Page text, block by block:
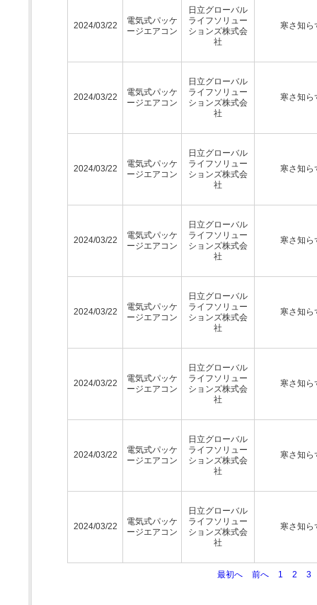
2024/03/22
電気式パッケ
ージエアコン
日立グローバル
ライフソリュー
ションズ株式会
社
寒さ知ら
2024/03/22
電気式パッケ
ージエアコン
日立グローバル
ライフソリュー
ションズ株式会
社
寒さ知ら
2024/03/22
電気式パッケ
ージエアコン
日立グローバル
ライフソリュー
ションズ株式会
社
寒さ知ら
2024/03/22
電気式パッケ
ージエアコン
日立グローバル
ライフソリュー
ションズ株式会
社
寒さ知ら
2024/03/22
電気式パッケ
ージエアコン
日立グローバル
ライフソリュー
ションズ株式会
社
寒さ知ら
2024/03/22
電気式パッケ
ージエアコン
日立グローバル
ライフソリュー
ションズ株式会
社
寒さ知ら
2024/03/22
電気式パッケ
ージエアコン
日立グローバル
ライフソリュー
ションズ株式会
社
寒さ知ら
2024/03/22
電気式パッケ
ージエアコン
日立グローバル
ライフソリュー
ションズ株式会
社
寒さ知ら
最初へ 前へ 1 2 3